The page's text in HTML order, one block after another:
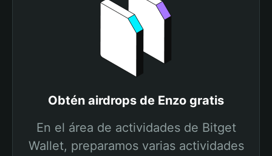
Obtén airdrops de Enzo gratis
En el área de actividades de Bitget
Wallet, preparamos varias actividades